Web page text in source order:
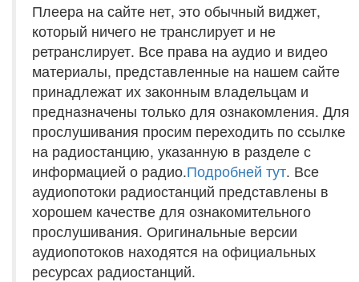
Плеера на сайте нет, это обычный виджет,
который ничего не транслирует и не
ретранслирует. Все права на аудио и видео
материалы, представленные на нашем сайте
принадлежат их законным владельцам и
предназначены только для ознакомления. Для
прослушивания просим переходить по ссылке
на радиостанцию, указанную в разделе с
информацией о радио.Подробней тут. Все
аудиопотоки радиостанций представлены в
хорошем качестве для ознакомительного
прослушивания. Оригинальные версии
аудиопотоков находятся на официальных
ресурсах радиостанций.